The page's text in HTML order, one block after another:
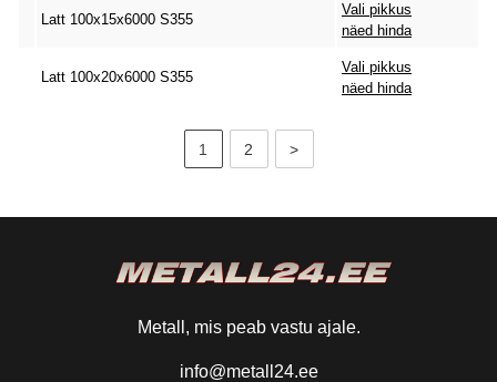
Latt 100x15x6000 S355
Vali pikkus
näed hinda
Latt 100x20x6000 S355
Vali pikkus
näed hinda
1 2 >
Metall, mis peab vastu ajale.
info@metall24.ee